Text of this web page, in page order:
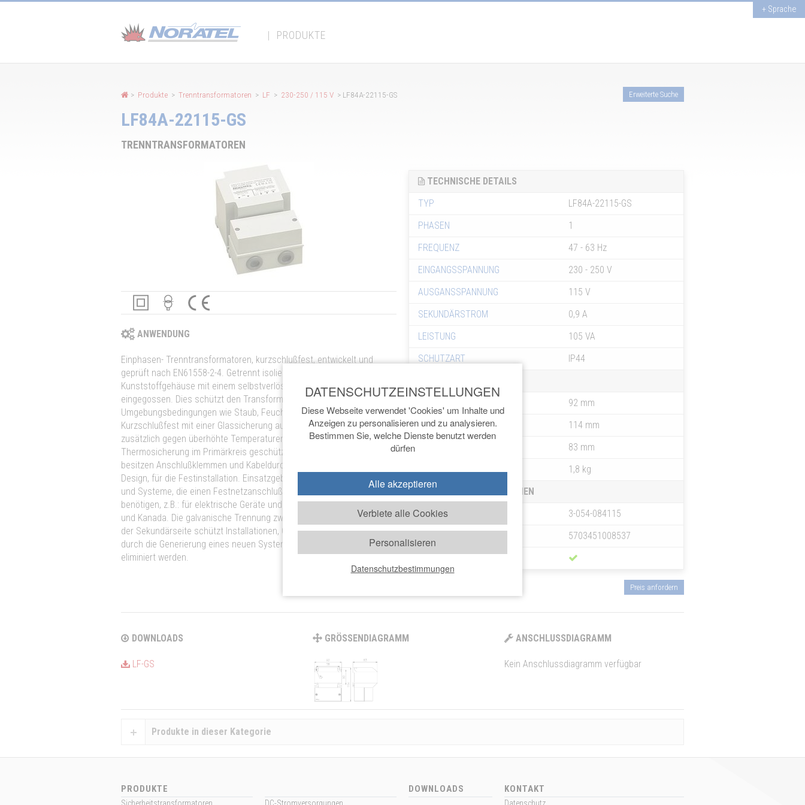
+ Sprache
| PRODUKTE
> Produkte > Trenntransformatoren > LF > 230-250 / 115 V > LF84A-22115-GS Erweiterte Suche
LF84A-22115-GS
TRENNTRANSFORMATOREN
ANWENDUNG
Einphasen- Trenntransformatoren, kurzschlußfest, entwickelt und
geprüft nach EN61558-2-4. Getrennt isolierte Wicklungen in einem
Kunststoffgehäuse mit einem selbstverlöschenden PU- Harz
eingegossen. Dies schützt den Transformator vor aggressiven
Umgebungsbedingungen wie Staub, Feuchtigkeit und Korrosion.
Kurzschlußfest mit einer Glassicherung auf der Sekundärseite und
zusätzlich gegen überhöhte Temperaturen durch eine eingebaute
Thermosicherung im Primärkreis geschützt. Die LF-GS Modelle
besitzen Anschlußklemmen und Kabeldurchführungen. Kompaktes
Design, für die Festinstallation. Einsatzgebiete: Entwickelt für Geräte
und Systeme, die einen Festnetzanschluß von 115 V (110-120V)
benötigen, z.B.: für elektrische Geräte und Systeme aus den USA
und Kanada. Die galvanische Trennung zwischen der Primär- und
der Sekundärseite schützt Installationen, Geräte und Systeme
durch die Generierung eines neuen Systems, in dem Erdungsfehler
eliminiert werden.
TECHNISCHE DETAILS
TYP
LF84A-22115-GS
PHASEN
1
FREQUENZ
47 - 63 Hz
EINGANGSSPANNUNG
230 - 250 V
AUSGANSSPANNUNG
115 V
SEKUNDÄRSTROM
0,9 A
LEISTUNG
105 VA
SCHUTZART
IP44
92 mm
TIEFE
114 mm
83 mm
GEWICHT
1,8 kg
BESTELLINFORMATIONEN
ARTIKEL-NR
3-054-084115
5703451008537
Preis anfordern
DOWNLOADS
LF-GS
GRÖSSENDIAGRAMM ANSCHLUSSDIAGRAMM
Kein Anschlussdiagramm verfügbar
Produkte in dieser Kategorie
PRODUKTE DOWNLOADS KONTAKT
Cookie-Einstellungen
Diese Webseite verwendet 'Cookies' um Inhalte und
Anzeigen zu personalisieren und zu analysieren.
Bestimmen Sie, welche Dienste benutzt werden
dürfen
Alle akzeptieren
Verbiete alle Cookies
Personalisieren
Datenschutzbestimmungen